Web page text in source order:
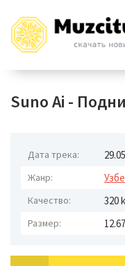
Suno Ai -
Дата трека:
Жанр:
Качество: 320
Размер: